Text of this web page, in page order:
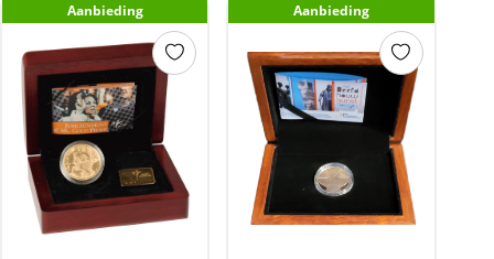
Aanbieding Aanbieding